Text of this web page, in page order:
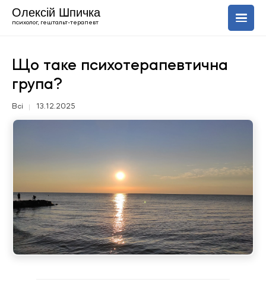
Олексій Шпичка
психолог, гештальт-терапевт
Послуги
Блог
Що таке психотерапевтична
група?
Всі 13.12.2025